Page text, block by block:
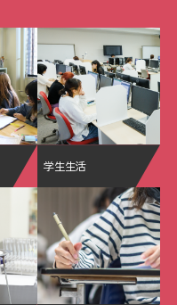
学生生活